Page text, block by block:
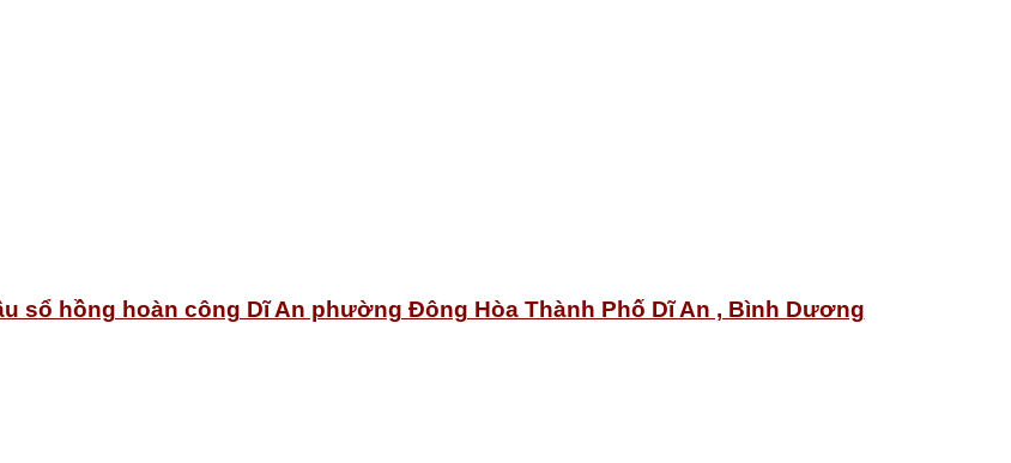
sổ hồng hoàn công Dĩ An phường Đông Hòa Thành Phố Dĩ An , Bình Dương